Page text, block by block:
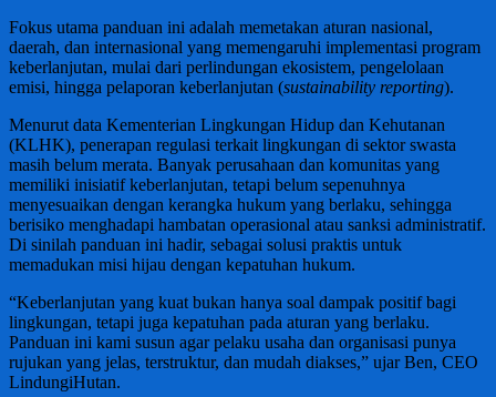
Fokus utama panduan ini adalah memetakan aturan nasional,
daerah, dan internasional yang memengaruhi implementasi program
keberlanjutan, mulai dari perlindungan ekosistem, pengelolaan
emisi, hingga pelaporan keberlanjutan (sustainability reporting).
Menurut data Kementerian Lingkungan Hidup dan Kehutanan
(KLHK), penerapan regulasi terkait lingkungan di sektor swasta
masih belum merata. Banyak perusahaan dan komunitas yang
memiliki inisiatif keberlanjutan, tetapi belum sepenuhnya
menyesuaikan dengan kerangka hukum yang berlaku, sehingga
berisiko menghadapi hambatan operasional atau sanksi administratif.
Di sinilah panduan ini hadir, sebagai solusi praktis untuk
memadukan misi hijau dengan kepatuhan hukum.
“Keberlanjutan yang kuat bukan hanya soal dampak positif bagi
lingkungan, tetapi juga kepatuhan pada aturan yang berlaku.
Panduan ini kami susun agar pelaku usaha dan organisasi punya
rujukan yang jelas, terstruktur, dan mudah diakses,” ujar Ben, CEO
LindungiHutan.